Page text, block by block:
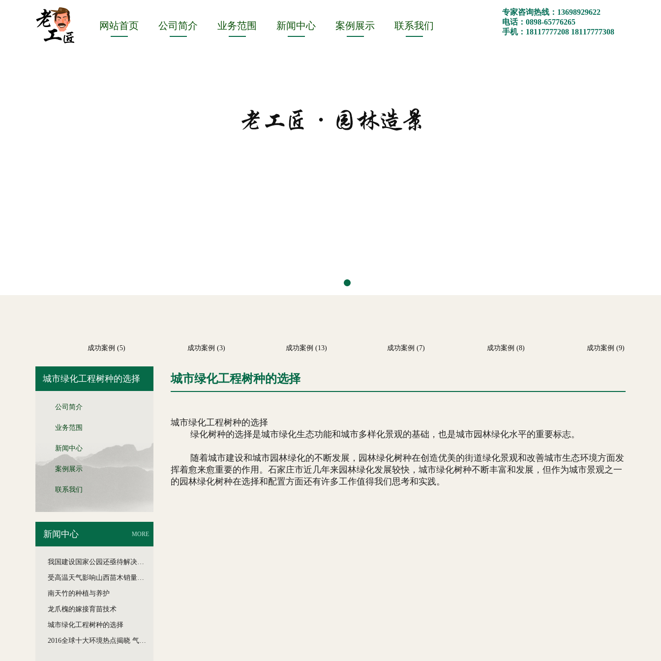
网站首页 公司简介 业务范围 新闻中心 案例展示 联系我们
专家咨询热线：13698929622
电话：0898-65776265
手机：18117777208 18117777308
成功案例 (5) 成功案例 (3) 成功案例 (13) 成功案例 (7) 成功案例 (8) 成功案例 (9)
城市绿化工程树种的选择
公司简介
业务范围
新闻中心
案例展示
联系我们
MORE
新闻中心
我国建设国家公园还亟待解决哪些难题
受高温天气影响山西苗木销量几近于零
南天竹的种植与养护
龙爪槐的嫁接育苗技术
城市绿化工程树种的选择
2016全球十大环境热点揭晓 气候与雾霾问题居半
城市绿化工程树种的选择
城市绿化工程树种的选择
绿化树种的选择是城市绿化生态功能和城市多样化景观的基础，也是城市园林绿化水平的重要标志。
随着城市建设和城市园林绿化的不断发展，园林绿化树种在创造优美的街道绿化景观和改善城市生态环境方面发
挥着愈来愈重要的作用。石家庄市近几年来园林绿化发展较快，城市绿化树种不断丰富和发展，但作为城市景观之一
的园林绿化树种在选择和配置方面还有许多工作值得我们思考和实践。